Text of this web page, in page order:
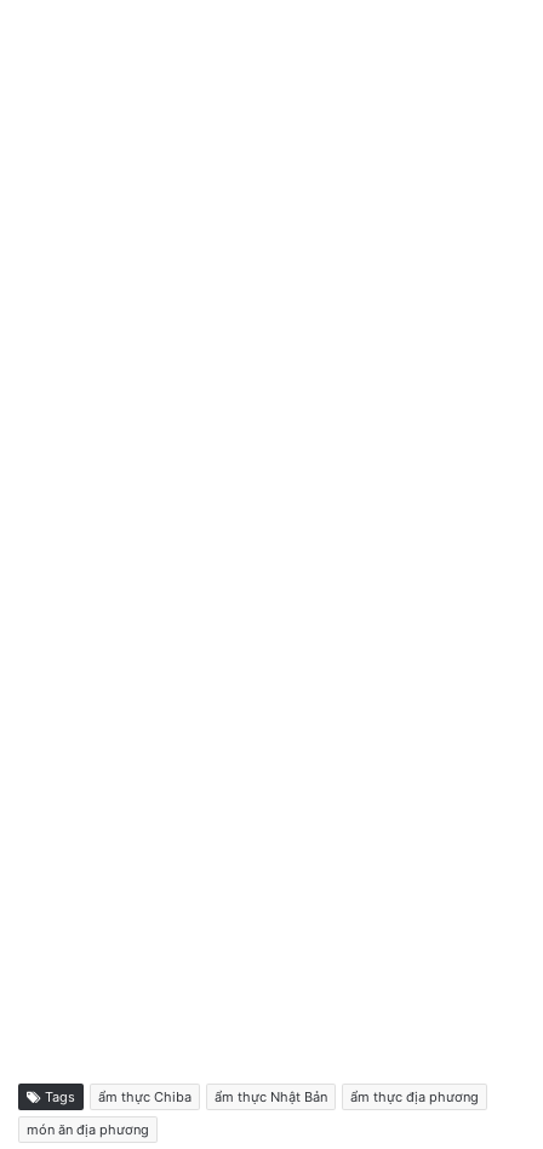
Tags ẩm thực Chiba ẩm thực Nhật Bản
ẩm thực địa phương
món ăn địa phương